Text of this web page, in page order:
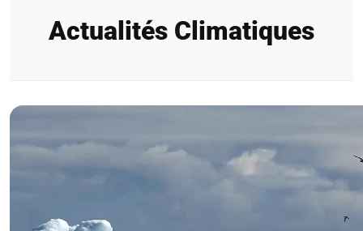
Actualités Climatiques